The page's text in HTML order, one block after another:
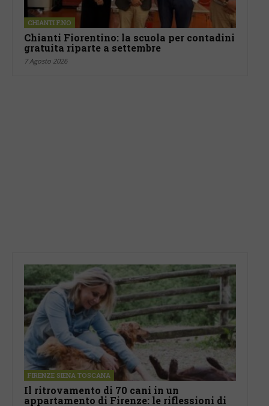
CHIANTI F.NO
Chianti Fiorentino: la scuola per contadini
gratuita riparte a settembre
7 Agosto 2026
FIRENZE SIENA TOSCANA
Il ritrovamento di 70 cani in un
appartamento di Firenze: le riflessioni di